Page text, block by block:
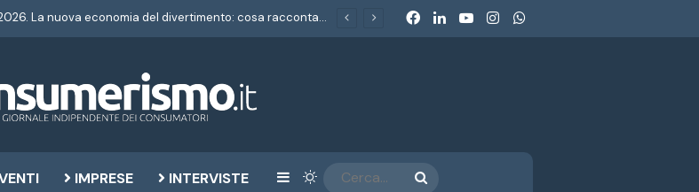
Dolomiti SuperSki: l’Antitrust chiude con impegni da 50 milioni. Consumerismo: «Un metodo nuovo per un consumerismo che non si accontenta più dei comunicati» FacebookLinkedInYou TubeInstagram
IMPRESE INTERVISTE Barra laterale
Cambia aspetto CERCA...